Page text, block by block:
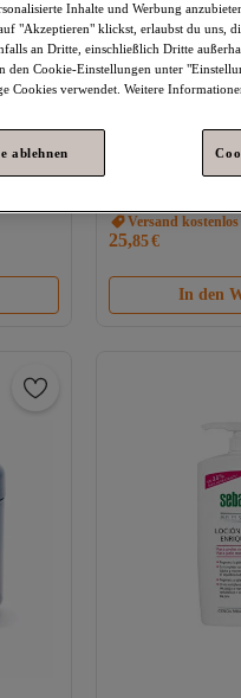
Und
Bariéderm
Versand kostenlos
25,85€
In den
Inhalte und Werbung
"Akzeptieren" klickst, erlaubst du uns,
an Dritte, einschließlich Dritte
den Cookie-Einstellungen unter
Cookies verwendet. Weitere
ablehnen